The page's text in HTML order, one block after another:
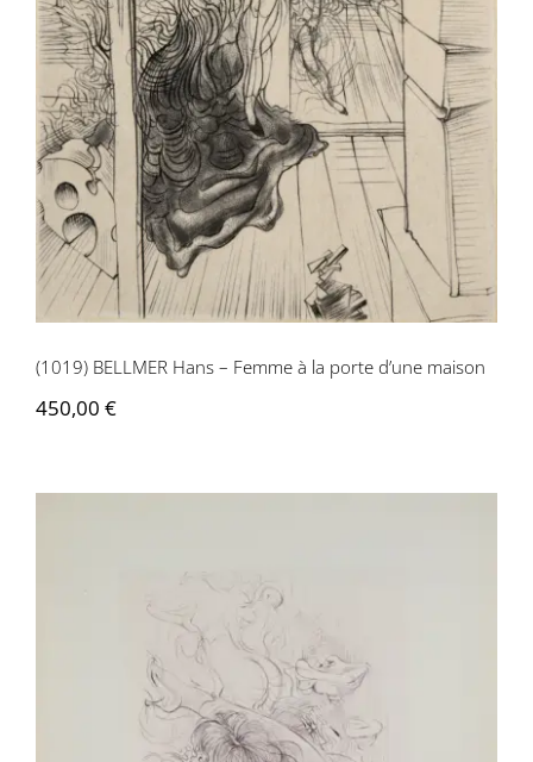
Contactez-nous
(1019) BELLMER Hans – Femme à la porte d’une maison
450,00 €